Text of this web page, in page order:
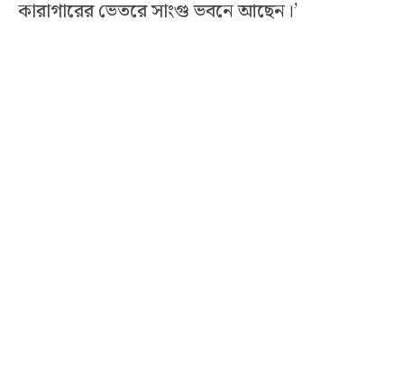
কারাগারের ভেতরে সাংগু ভবনে আছেন।’